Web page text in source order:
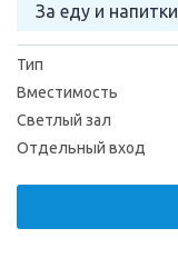
За еду и напитки
Тип
Вместимость
Светлый зал
Отдельный вход